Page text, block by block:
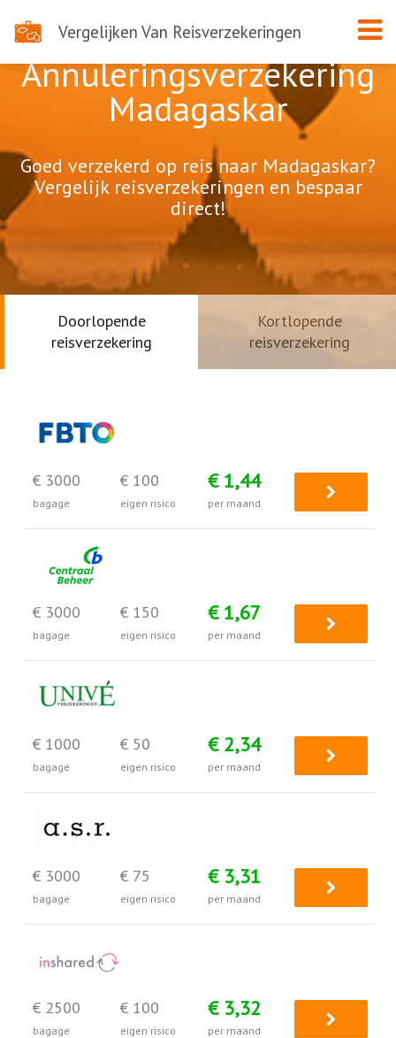
Vergelijken Van Reisverzekeringen
Annuleringsverzekering
Madagaskar
Goed verzekerd op reis naar Madagaskar?
Vergelijk reisverzekeringen en bespaar
direct!
Doorlopende
reisverzekering
Kortlopende
reisverzekering
€ 3000
bagage
€ 100
eigen risico
€ 1,44
per maand
€ 3000
bagage
€ 150
eigen risico
€ 1,67
per maand
€ 1000
bagage
€ 50
eigen risico
€ 2,34
per maand
€ 3000
bagage
€ 75
eigen risico
€ 3,31
per maand
€ 2500
bagage
€ 100
eigen risico
€ 3,32
per maand